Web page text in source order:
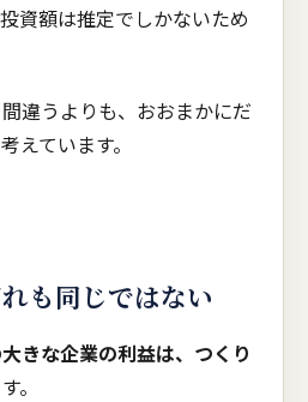
資額は推定でしかないため
違うよりも、おおまかにだ
えています。
も同じではない
きな企業の利益は、つくり
。